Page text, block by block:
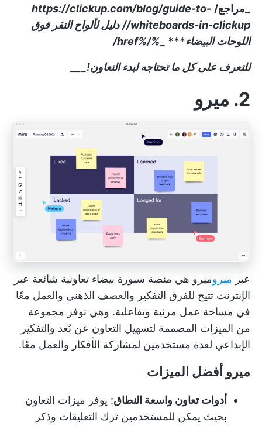
_مراجع/ https://clickup.com/blog/guide-to-
whiteboards-in-clickup//
دليل لألواح النقر فوق
اللوحات البيضاء***
%/%href/
للتعرف على كل ما تحتاجه لبدء التعاون!___
2. ميرو
عبر ميروميرو هي منصة سبورة بيضاء تعاونية شائعة عبر
الإنترنت تتيح للفرق التفكير والعصف الذهني والعمل معًا
في مساحة عمل مرئية وتفاعلية. وهي توفر مجموعة
من الميزات المصممة لتسهيل التعاون عن بُعد والتفكير
الإبداعي لعدة مستخدمين لمشاركة الأفكار والعمل معًا.
ميرو أفضل الميزات
أدوات تعاون واسعة النطاق: يوفر ميزات التعاون
بحيث يمكن للمستخدمين ترك التعليقات وذكر